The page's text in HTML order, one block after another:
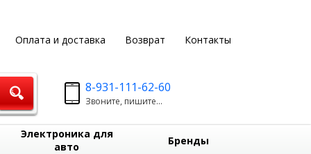
Оплата и доставка Возврат Контакты
8-931-111-62-60
Звоните, пишите...
Электроника для
авто
Бренды